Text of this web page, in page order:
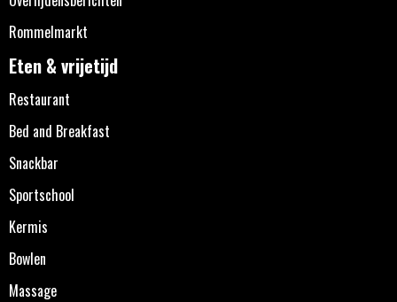
Rommelmarkt
Eten & vrijetijd
Restaurant
Bed and Breakfast
Snackbar
Sportschool
Kermis
Bowlen
Massage